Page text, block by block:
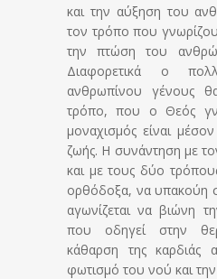
και την αύξηση του
τον τρόπο που
την πτώση του
Διαφορετικά ο
ανθρωπίνου γένους
τρόπο, που ο Θεός
μοναχισμός είναι
ζωής. Η συνάντηση με
και με τους δύο
ορθόδοξα, να υπακούη
αγωνίζεται να βιώνη
που οδηγεί στην
κάθαρση της
φωτισμό του νού και